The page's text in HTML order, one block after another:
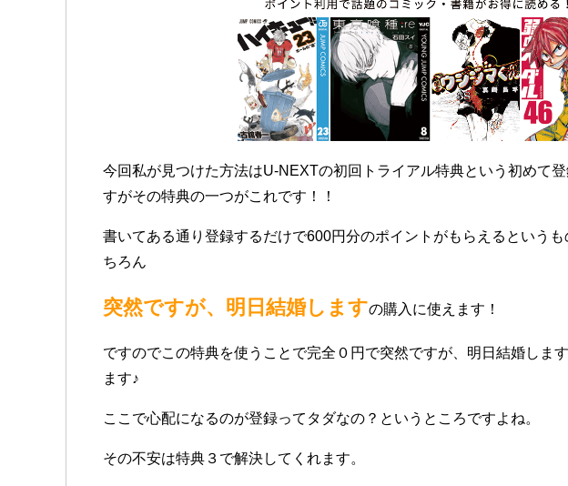
今回私が見つけた方法はU-NEXTの初回トライアル特典という初めて
すがその特典の一つがこれです！！
書いてある通り登録するだけで600円分のポイントがもらえるという
ちろん
突然ですが、明日結婚しますの購入に使えます！
ですのでこの特典を使うことで完全０円で突然ですが、明日結婚しま
ます♪
ここで心配になるのが登録ってタダなの？というところですよね。
その不安は特典３で解決してくれます。